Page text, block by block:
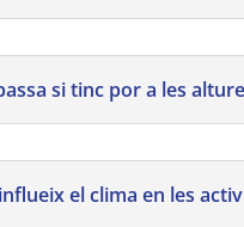
si tinc por a les
el clima en les